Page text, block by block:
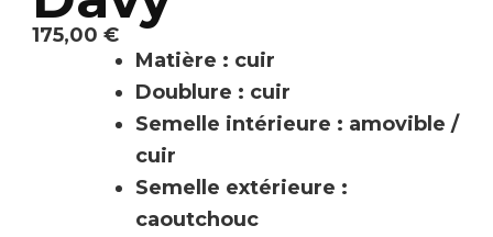
175,00 €
Matière : cuir
Doublure : cuir
Semelle intérieure : amovible /
cuir
Semelle extérieure :
caoutchouc